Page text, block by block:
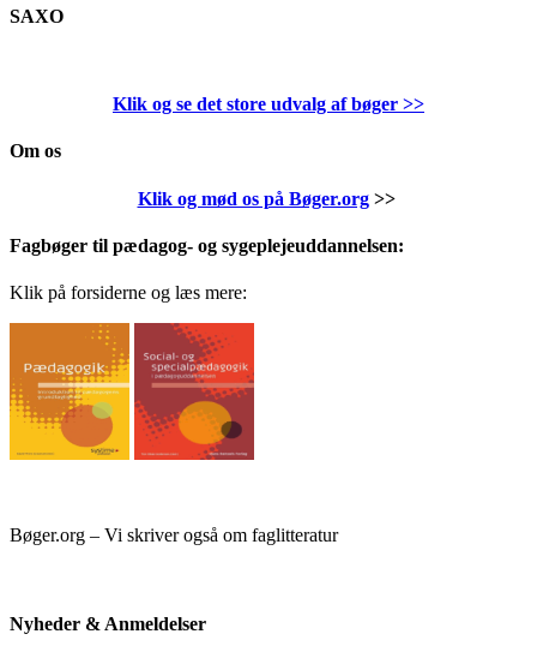
SAXO
Klik og se det store udvalg af bøger >>
Om os
Klik og mød os på Bøger.org>>
Fagbøger til pædagog- og sygeplejeuddannelsen:
Klik på forsiderne og læs mere:
Bøger.org – Vi skriver også om faglitteratur
Nyheder & Anmeldelser